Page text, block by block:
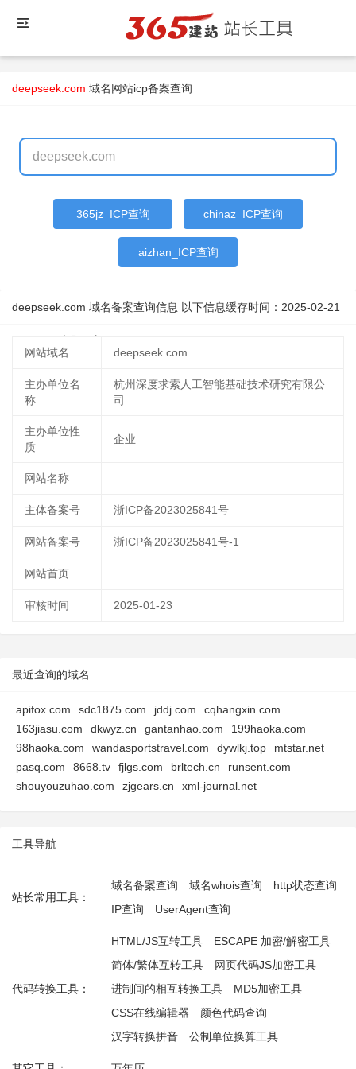
deepseek.com 域名网站icp备案查询
365jz_ICP查询 chinaz_ICP查询
aizhan_ICP查询
deepseek.com 域名备案查询信息 以下信息缓存时间： 2025-02-21
立即更新
网站域名
deepseek.com
主办单位名
称
杭州深度求索人工智能基础技术研究有限公
司
主办单位性
质
企业
网站名称
主体备案号 浙ICP备2023025841号
网站备案号 浙ICP备2023025841号-1
网站首页
审核时间 2025-01-23
最近查询的域名
apifox.com sdc1875.com jddj.com
cqhangxin.com
163jiasu.com
dkwyz.cn gantanhao.com
199haoka.com
98haoka.com
wandasportstravel.com dywlkj.top
mtstar.net
pasq.com
8668.tv fjlgs.com brltech.cn
runsent.com
shouyouzuhao.com
zjgears.cn xml-journal.net
工具导航
站长常用工具：
域名备案查询 域名whois查询
http状态查询
IP查询
UserAgent查询
代码转换工具：
HTML/JS互转工具
ESCAPE 加密/解密工具
简体/繁体互转工具
网页代码JS加密工具
进制间的相互转换工具
MD5加密工具
CSS在线编辑器
颜色代码查询
汉字转换拼音
公制单位换算工具